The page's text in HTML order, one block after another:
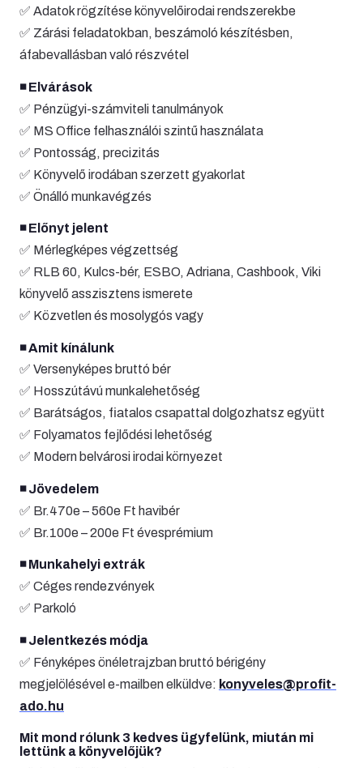
✅ Adatok rögzítése könyvelőirodai rendszerekbe
✅ Zárási feladatokban, beszámoló készítésben,
áfabevallásban való részvétel
◾️ Elvárások
✅ Pénzügyi-számviteli tanulmányok
✅ MS Office felhasználói szintű használata
✅ Pontosság, precizitás
✅ Könyvelő irodában szerzett gyakorlat
✅ Önálló munkavégzés
◾️ Előnyt jelent
✅ Mérlegképes végzettség
✅ RLB 60, Kulcs-bér, ESBO, Adriana, Cashbook, Viki
könyvelő asszisztens ismerete
✅ Közvetlen és mosolygós vagy
◾️ Amit kínálunk
✅ Versenyképes bruttó bér
✅ Hosszútávú munkalehetőség
✅ Barátságos, fiatalos csapattal dolgozhatsz együtt
✅ Folyamatos fejlődési lehetőség
✅ Modern belvárosi irodai környezet
◾️ Jövedelem
✅ Br.470e – 560e Ft havibér
✅ Br.100e – 200e Ft évesprémium
◾️ Munkahelyi extrák
✅ Céges rendezvények
✅ Parkoló
◾️ Jelentkezés módja
✅ Fényképes önéletrajzban bruttó bérigény
megjelölésével e-mailben elküldve: konyveles@profit-
ado.hu
Mit mond rólunk 3 kedves ügyfelünk, miután mi
lettünk a könyvelőjük?